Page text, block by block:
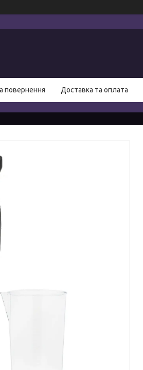
повернення Доставка та оплата